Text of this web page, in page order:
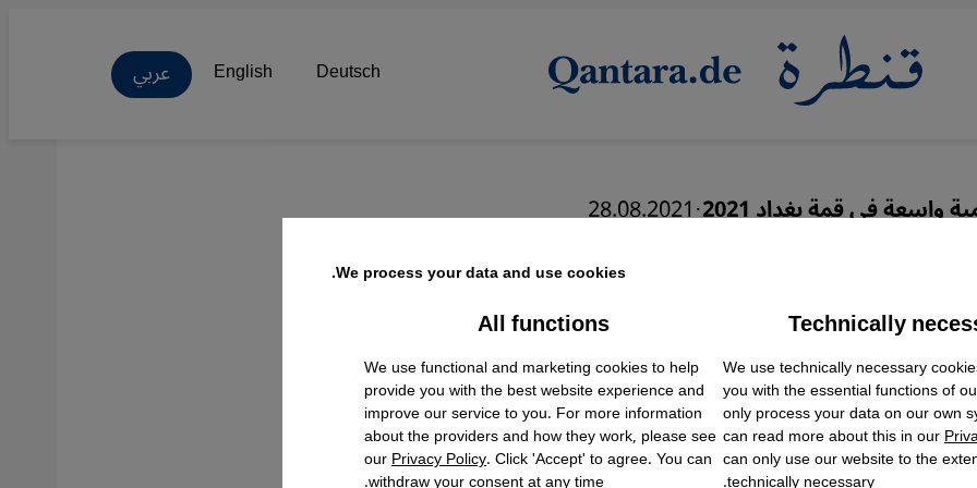
Deutsch
English عربي
واسعة في قمة بغداد 2021 ·
28.08.2021
العراق فتيل التوتر بين
وإيران؟
We process your data and use cookies.
Technically
We use technically necessary
you with the essential functions of
only process your data on our own
can read more about this in our
can only use our website to the
All functions
We use functional and marketing cookies to help
provide you with the best website experience and
improve our service to you. For more information
about the providers and how they work, please see
ourPrivacy Policy. Click 'Accept' to agree. You can
Facebook Embed / Facebook Connect
Twitter Embed
Instagram Embed
Youtube Embed
Google Maps Embed